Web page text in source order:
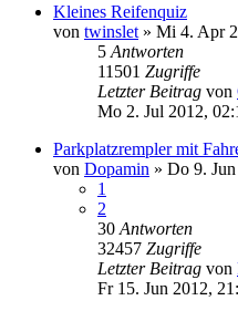
Kleines Reifenquiz
von twinslet » Mi 4. Apr
5 Antworten
11501 Zugriffe
Letzter Beitrag von
Mo 2. Jul 2012,
Parkplatzrempler mit
von Dopamin » Do 9.
1
2
30 Antworten
32457 Zugriffe
Letzter Beitrag von
Fr 15. Jun 2012,